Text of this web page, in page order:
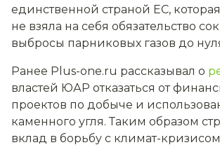
единственной страной ЕС,
не взяла на себя обязательство
выбросы парниковых газов до
Ранее Plus-one.ru рассказывал о
властей ЮАР отказаться от
проектов по добыче и
каменного угля. Таким образом
вклад в борьбу с климат-